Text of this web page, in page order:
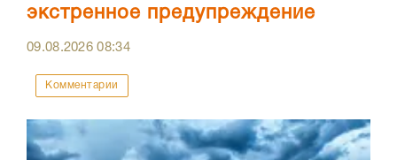
экстренное предупреждение
09.08.202608:34
Комментарии